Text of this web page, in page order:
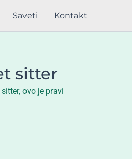
Saveti Kontakt
sitter
ovo je pravi